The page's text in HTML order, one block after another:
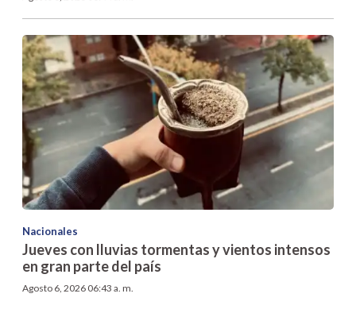
Nacionales
Jueves con lluvias tormentas y vientos intensos
en gran parte del país
Agosto 6, 2026 06:43 a. m.